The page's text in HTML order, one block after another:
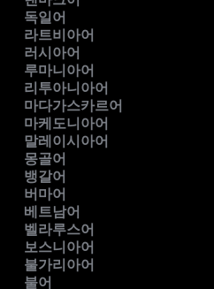
독일어
라트비아어
러시아어
루마니아어
리투아니아어
마다가스카르어
마케도니아어
말레이시아어
몽골어
뱅갈어
버마어
베트남어
벨라루스어
보스니아어
불가리아어
불어